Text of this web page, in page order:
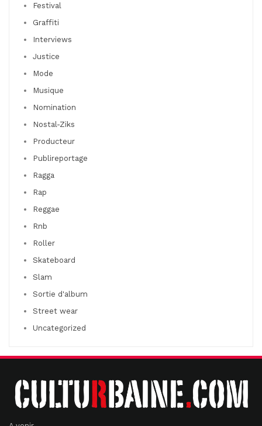
Festival
Graffiti
Interviews
Justice
Mode
Musique
Nomination
Nostal-Ziks
Producteur
Publireportage
Ragga
Rap
Reggae
Rnb
Roller
Skateboard
Slam
Sortie d'album
Street wear
Uncategorized